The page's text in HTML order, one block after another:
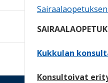
Kukkulan
Konsultoivat